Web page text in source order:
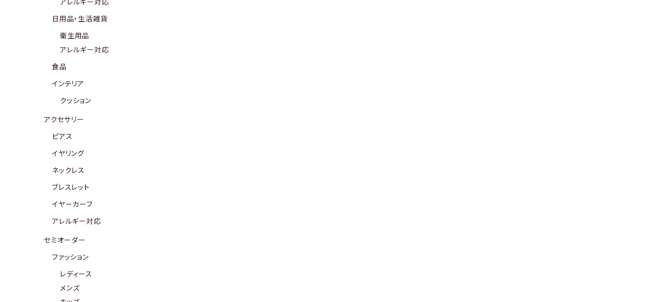
アレルギー対応
日用品・生活雑貨
衛生用品
アレルギー対応
食品
インテリア
クッション
アクセサリー
ピアス
イヤリング
ネックレス
ブレスレット
イヤーカーフ
アレルギー対応
セミオーダー
ファッション
レディース
メンズ